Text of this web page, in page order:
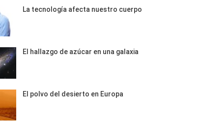
La tecnología afecta nuestro cuerpo
El hallazgo de azúcar en una galaxia
El polvo del desierto en Europa